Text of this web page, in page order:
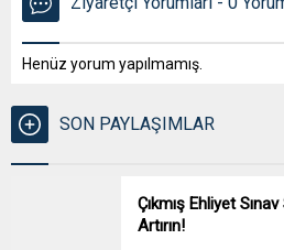
Henüz yorum yapılmamış.
SON PAYLAŞIMLAR
Çıkmış Ehliyet
Artırın!